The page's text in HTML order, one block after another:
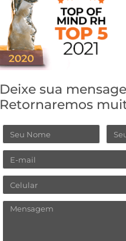
Deixe sua
Retornaremos
Nome
Email
Celular
Mensagem